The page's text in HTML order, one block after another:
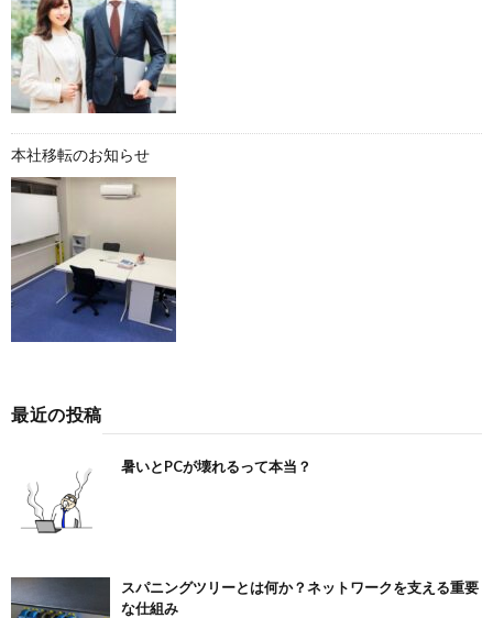
本社移転のお知らせ
最近の投稿
暑いとPCが壊れるって本当？
スパニングツリーとは何か？ネットワークを支える重要
な仕組み